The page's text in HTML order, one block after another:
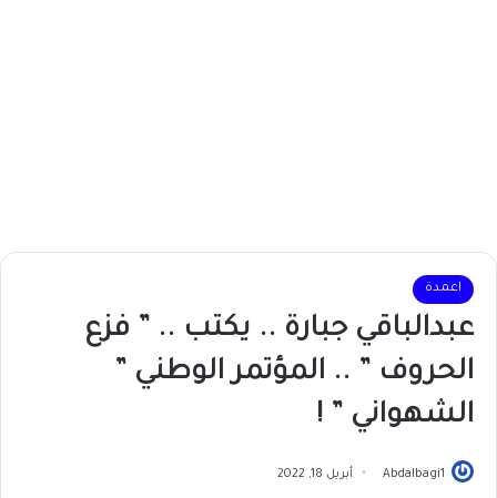
اعمدة
عبدالباقي جبارة .. يكتب .. ” فزع
الحروف ” .. المؤتمر الوطني ”
الشهواني ” !
Abdalbagi1 أبريل 18, 2022